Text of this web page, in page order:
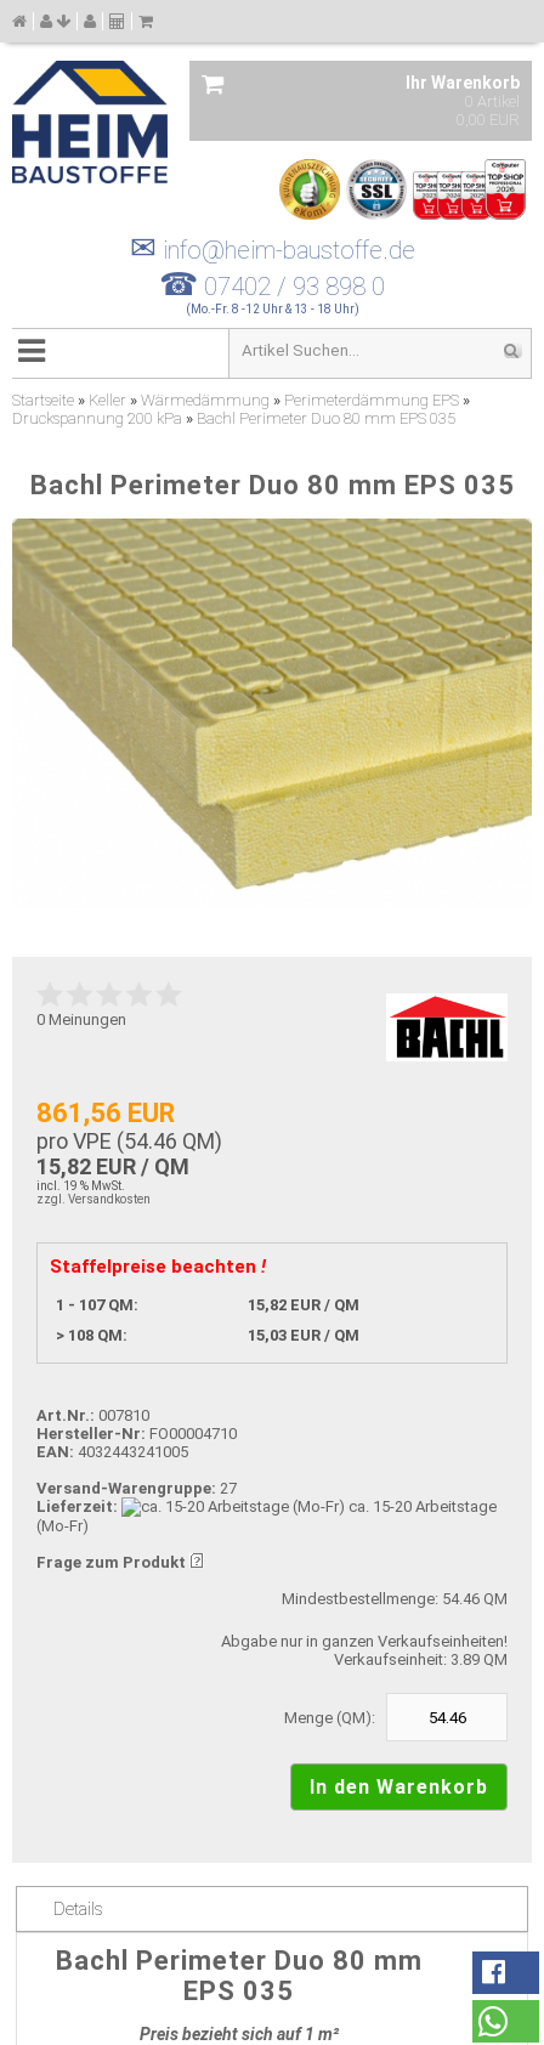
Ihr Warenkorb
0 Artikel
0,00 EUR
✉ info@heim-baustoffe.de
☎ 07402 / 93 898 0
(Mo.-Fr. 8 -12 Uhr & 13 - 18 Uhr)
Startseite » Keller » Wärmedämmung » Perimeterdämmung EPS »
Druckspannung 200 kPa » Bachl Perimeter Duo 80 mm EPS 035
Bachl Perimeter Duo 80 mm EPS 035
0 Meinungen
861,56 EUR
pro VPE (54.46 QM)
15,82 EUR / QM
incl. 19 % MwSt.
zzgl. Versandkosten
Staffelpreise beachten !
1 - 107 QM:
15,82 EUR / QM
> 108 QM:
15,03 EUR / QM
Art.Nr.: 007810
Hersteller-Nr: FO00004710
EAN: 4032443241005
Versand-Warengruppe: 27
Lieferzeit:
ca. 15-20 Arbeitstage
(Mo-Fr)
Frage zum Produkt
Mindestbestellmenge: 54.46 QM
Abgabe nur in ganzen Verkaufseinheiten!
Verkaufseinheit: 3.89 QM
Menge (QM):
Details
Bachl Perimeter Duo 80 mm
EPS 035
Preis bezieht sich auf 1 m²